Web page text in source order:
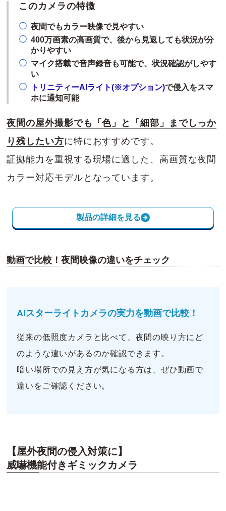
このカメラの特徴
夜間でもカラー映像で見やすい
400万画素の高画質で、後から見返しても状況が分
かりやすい
マイク搭載で音声録音も可能で、状況確認がしやす
い
トリニティーAIライト(※オプション)で侵入をスマ
ホに通知可能
夜間の屋外撮影でも「色」と「細部」までしっか
り残したい方に特におすすめです。
証拠能力を重視する現場に適した、高画質な夜間
カラー対応モデルとなっています。
製品の詳細を見る
動画で比較！夜間映像の違いをチェック
AIスターライトカメラの実力を動画で比較！
従来の低照度カメラと比べて、夜間の映り方にど
のような違いがあるのか確認できます。
暗い場所での見え方が気になる方は、ぜひ動画で
違いをご確認ください。
【屋外夜間の侵入対策に】
威嚇機能付きギミックカメラ